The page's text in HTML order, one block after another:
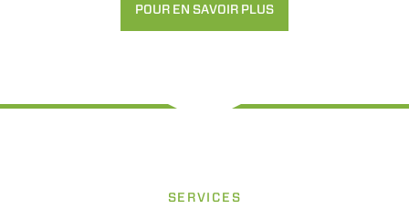
POUR EN SAVOIR PLUS
SERVICES